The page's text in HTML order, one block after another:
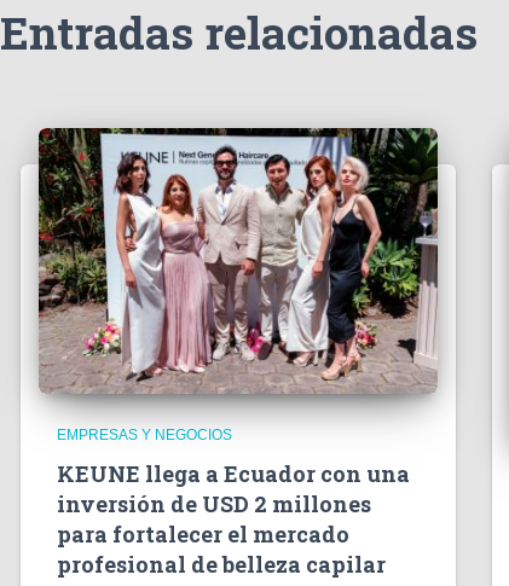
Entradas relacionadas
EMPRESAS Y NEGOCIOS
KEUNE llega a Ecuador con una
inversión de USD 2 millones
para fortalecer el mercado
profesional de belleza capilar